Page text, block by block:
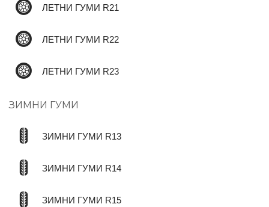
ЛЕТНИ ГУМИ R21
ЛЕТНИ ГУМИ R22
ЛЕТНИ ГУМИ R23
ЗИМНИ ГУМИ
ЗИМНИ ГУМИ R13
ЗИМНИ ГУМИ R14
ЗИМНИ ГУМИ R15